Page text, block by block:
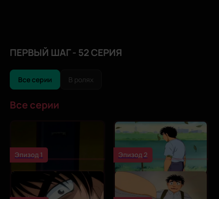
ПЕРВЫЙ ШАГ - 52 СЕРИЯ
Все серии В ролях
Все серии
Эпизод 1 Эпизод 2